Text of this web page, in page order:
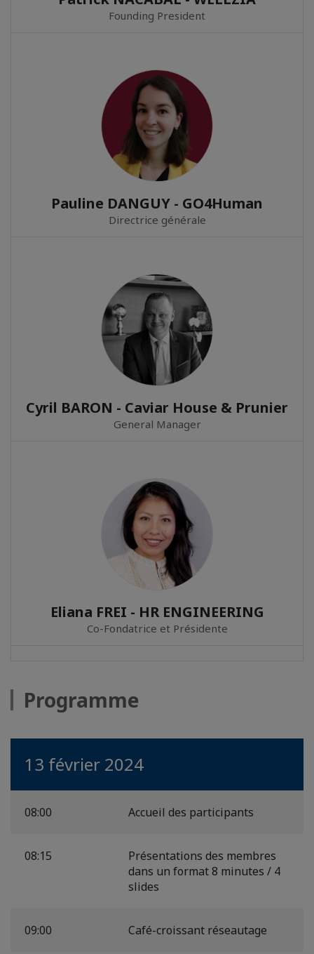
Founding President
Pauline DANGUY - GO4Human
Directrice générale
Cyril BARON - Caviar House & Prunier
General Manager
Eliana FREI - HR ENGINEERING
Co-Fondatrice et Présidente
Programme
13 février 2024
08:00 Accueil des participants
08:15
Présentations des membres
dans un format 8 minutes / 4
slides
09:00 Café-croissant réseautage